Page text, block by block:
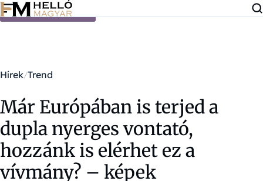
Ugrás a tartalomra
Hírek Trend
Már Európában is terjed a
dupla nyerges vontató,
hozzánk is elérhet ez a
vívmány? – képek